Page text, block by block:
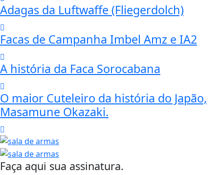
Adagas da Luftwaffe (Fliegerdolch)
Facas de Campanha Imbel Amz e IA2
A história da Faca Sorocabana
O maior Cuteleiro da história do Japão,
Masamune Okazaki.
Faça aqui sua assinatura.